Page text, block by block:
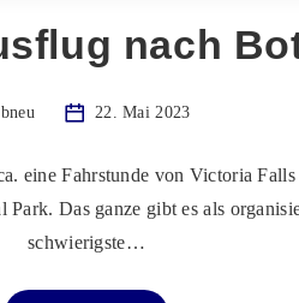
nach
bneu 22. Mai 2023
eine Fahrstunde von Victoria
Das ganze gibt es als
schwierigste…